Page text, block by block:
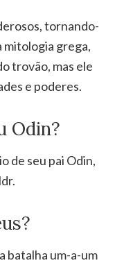
tornando-
mitologia grega,
trovão, mas ele
e poderes.
Odin?
de seu pai Odin,
batalha um-a-um